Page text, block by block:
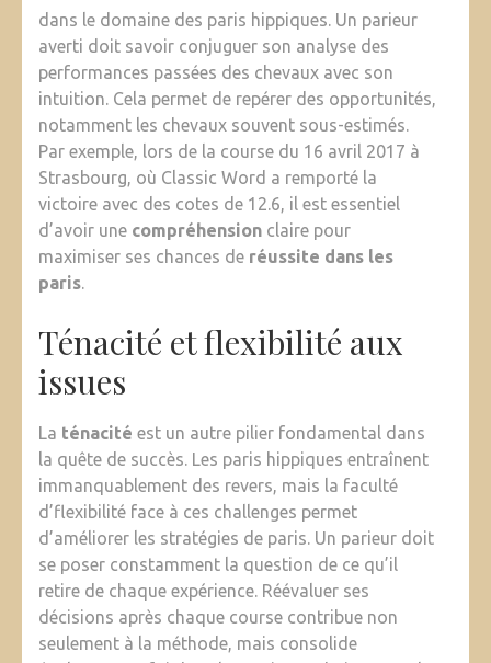
dans le domaine des paris hippiques. Un parieur
averti doit savoir conjuguer son analyse des
performances passées des chevaux avec son
intuition. Cela permet de repérer des opportunités,
notamment les chevaux souvent sous-estimés.
Par exemple, lors de la course du 16 avril 2017 à
Strasbourg, où Classic Word a remporté la
victoire avec des cotes de 12.6, il est essentiel
d’avoir une compréhension claire pour
maximiser ses chances de réussite dans les
paris.
Ténacité et flexibilité aux
issues
La ténacité est un autre pilier fondamental dans
la quête de succès. Les paris hippiques entraînent
immanquablement des revers, mais la faculté
d’flexibilité face à ces challenges permet
d’améliorer les stratégies de paris. Un parieur doit
se poser constamment la question de ce qu’il
retire de chaque expérience. Réévaluer ses
décisions après chaque course contribue non
seulement à la méthode, mais consolide